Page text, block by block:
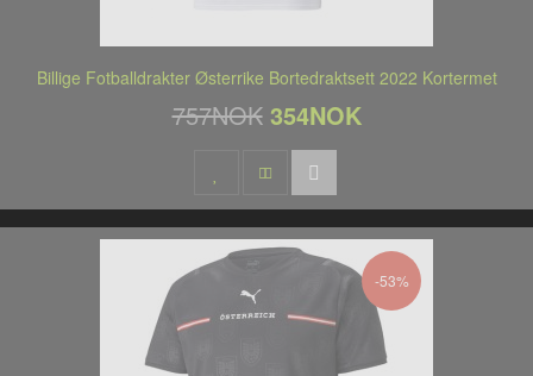
Billige Fotballdrakter Østerrike Bortedraktsett 2022 Kortermet
757NOK 354NOK
-53%